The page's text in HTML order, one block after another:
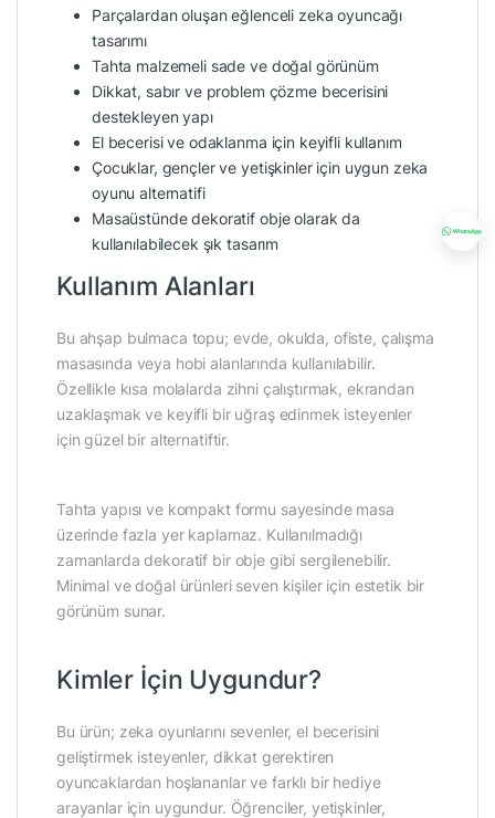
Parçalardan oluşan eğlenceli zeka oyuncağı
tasarımı
Tahta malzemeli sade ve doğal görünüm
Dikkat, sabır ve problem çözme becerisini
destekleyen yapı
El becerisi ve odaklanma için keyifli kullanım
Çocuklar, gençler ve yetişkinler için uygun zeka
oyunu alternatifi
Masaüstünde dekoratif obje olarak da
kullanılabilecek şık tasarım
Kullanım Alanları
Bu ahşap bulmaca topu; evde, okulda, ofiste, çalışma
masasında veya hobi alanlarında kullanılabilir.
Özellikle kısa molalarda zihni çalıştırmak, ekrandan
uzaklaşmak ve keyifli bir uğraş edinmek isteyenler
için güzel bir alternatiftir.
Tahta yapısı ve kompakt formu sayesinde masa
üzerinde fazla yer kaplamaz. Kullanılmadığı
zamanlarda dekoratif bir obje gibi sergilenebilir.
Minimal ve doğal ürünleri seven kişiler için estetik bir
görünüm sunar.
Kimler İçin Uygundur?
Bu ürün; zeka oyunlarını sevenler, el becerisini
geliştirmek isteyenler, dikkat gerektiren
oyuncaklardan hoşlananlar ve farklı bir hediye
arayanlar için uygundur. Öğrenciler, yetişkinler,